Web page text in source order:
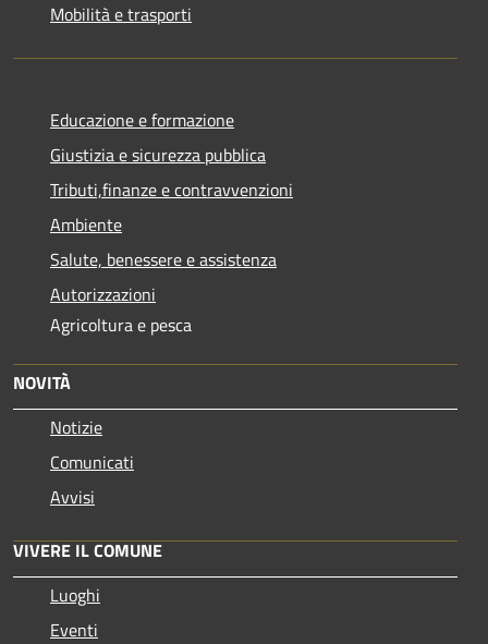
Mobilità e trasporti
Educazione e formazione
Giustizia e sicurezza pubblica
Tributi,finanze e contravvenzioni
Ambiente
Salute, benessere e assistenza
Autorizzazioni
Agricoltura e pesca
NOVITÀ
Notizie
Comunicati
Avvisi
VIVERE IL COMUNE
Luoghi
Eventi